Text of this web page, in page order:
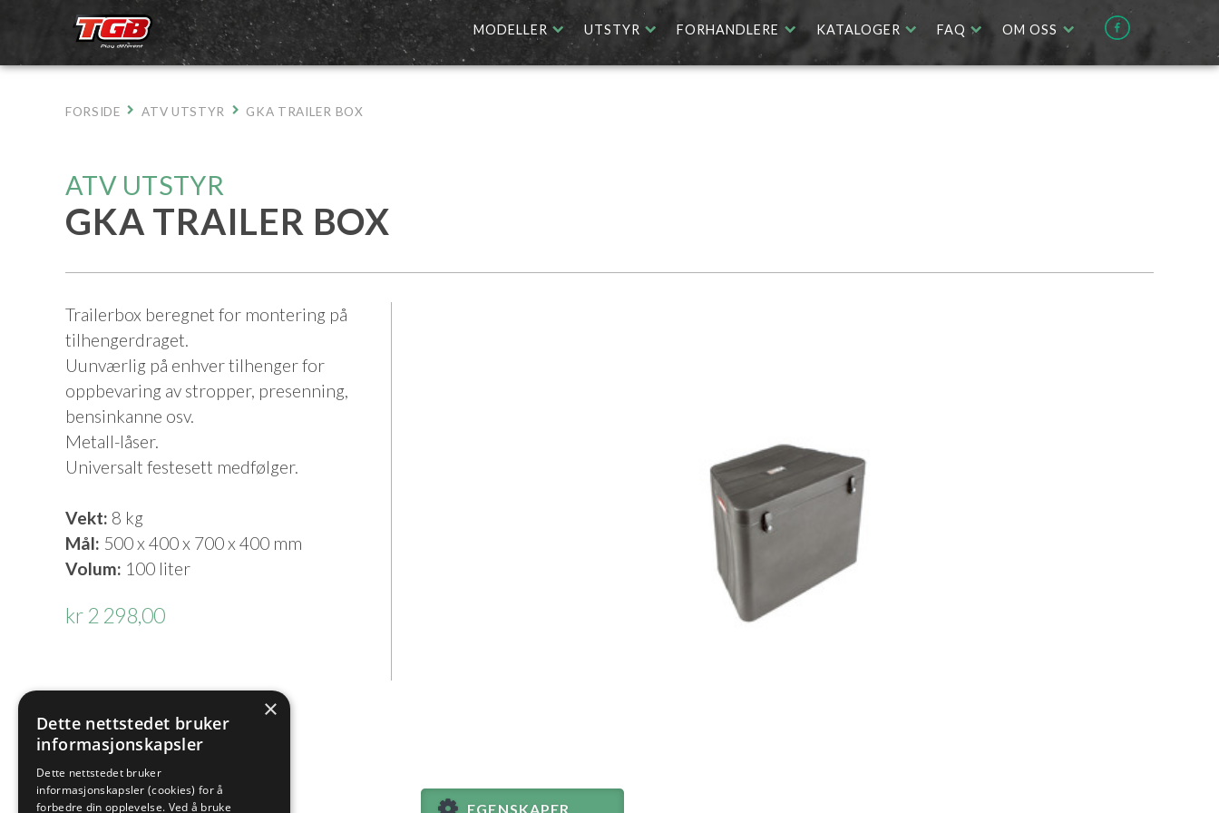
MODELLER UTSTYR FORHANDLERE KATALOGER FAQ OM OSS
FORSIDE ATV UTSTYR GKA TRAILER BOX
ATV UTSTYR
GKA TRAILER BOX
Trailerbox beregnet for montering på
tilhengerdraget.
Uunværlig på enhver tilhenger for
oppbevaring av stropper, presenning,
bensinkanne osv.
Metall-låser.
Universalt festesett medfølger.
Vekt: 8 kg
Mål: 500 x 400 x 700 x 400 mm
Volum: 100 liter
kr 2 298,00
EGENSKAPER
×
Dette nettstedet bruker
informasjonskapsler
Dette nettstedet bruker
informasjonskapsler (cookies) for å
forbedre din opplevelse. Ved å bruke